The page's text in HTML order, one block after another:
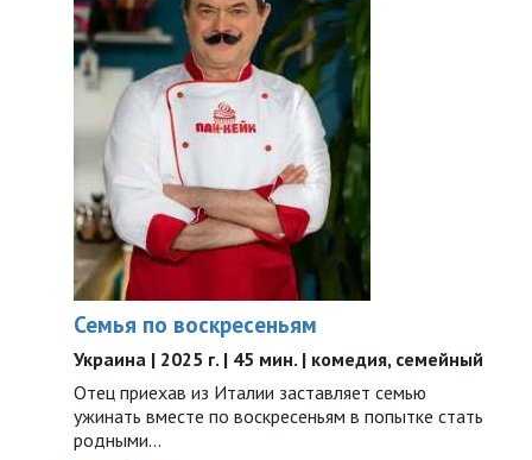
Семья по воскресеньям
Украина | 2025 г. | 45 мин. | комедия, семейный
Отец приехав из Италии заставляет семью
ужинать вместе по воскресеньям в попытке стать
родными…